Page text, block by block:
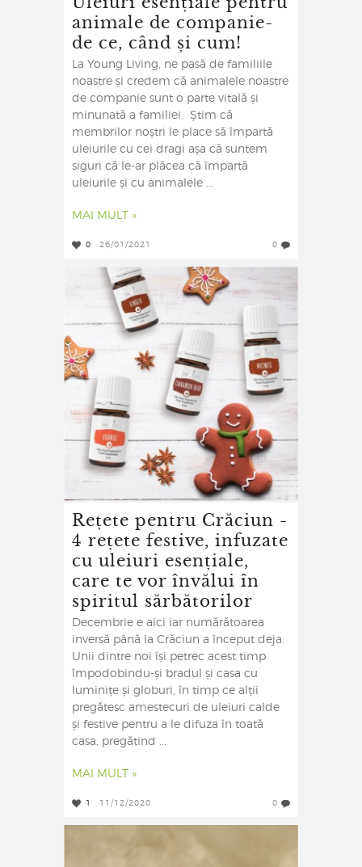
animale de companie-
de ce, când și cum!
La Young Living, ne pasă de familiile
noastre și credem că animalele noastre
de companie sunt o parte vitală și
minunată a familiei. Știm că
membrilor noștri le place să împartă
uleiurile cu cei dragi așa că suntem
siguri că le-ar plăcea că împartă
uleiurile și cu animalele ...
MAI MULT »
0 26/01/2021 0
Rețete pentru Crăciun -
4 rețete festive, infuzate
cu uleiuri esențiale,
care te vor învălui în
spiritul sărbătorilor
Decembrie e aici iar numărătoarea
inversă până la Crăciun a început deja.
Unii dintre noi își petrec acest timp
împodobindu-și bradul și casa cu
luminițe și globuri, în timp ce alții
pregătesc amestecuri de uleiuri calde
și festive pentru a le difuza în toată
casa, pregătind ...
MAI MULT »
1 11/12/2020 0